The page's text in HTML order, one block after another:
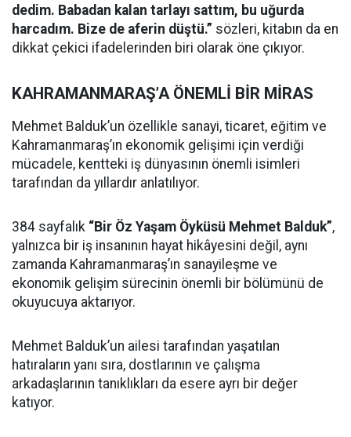
dedim. Babadan kalan tarlayı sattım, bu uğurda
harcadım. Bize de aferin düştü.” sözleri, kitabın da en
dikkat çekici ifadelerinden biri olarak öne çıkıyor.
KAHRAMANMARAŞ’A ÖNEMLİ BİR MİRAS
Mehmet Balduk’un özellikle sanayi, ticaret, eğitim ve
Kahramanmaraş’ın ekonomik gelişimi için verdiği
mücadele, kentteki iş dünyasının önemli isimleri
tarafından da yıllardır anlatılıyor.
384 sayfalık “Bir Öz Yaşam Öyküsü Mehmet Balduk”,
yalnızca bir iş insanının hayat hikâyesini değil, aynı
zamanda Kahramanmaraş’ın sanayileşme ve
ekonomik gelişim sürecinin önemli bir bölümünü de
okuyucuya aktarıyor.
Mehmet Balduk’un ailesi tarafından yaşatılan
hatıraların yanı sıra, dostlarının ve çalışma
arkadaşlarının tanıklıkları da esere ayrı bir değer
katıyor.